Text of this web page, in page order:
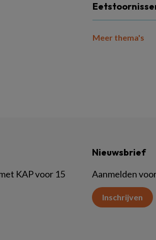
Meer thema's
KAP voor 15
Nieuwsbrief
Aanmelden
Inschrijven